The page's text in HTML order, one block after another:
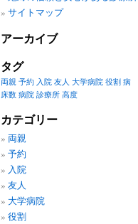
サイトマップ
アーカイブ
タグ
両親 予約 入院 友人 大学病院 役割 病
床数 病院 診療所 高度
カテゴリー
両親
予約
入院
友人
大学病院
役割